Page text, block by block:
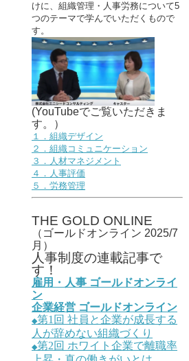
けに、組織管理・人事労務について5
つのテーマで学んでいただくもので
す。
(YouTubeでご覧いただきま
す。）
１．組織デザイン
２．組織コミュニケーション
３．人材マネジメント
４．人事評価
５．労務管理
THE GOLD ONLINE
（ゴールドオンライン 2025/7
月）
人事制度の連載記事で
す！
雇用・人事 ゴールドオンライ
ン
企業経営 ゴールドオンライン
◆第1 回 社員と企業が成長する
人が辞めない組織づくり
◆第2回 ホワイト企業で離職率